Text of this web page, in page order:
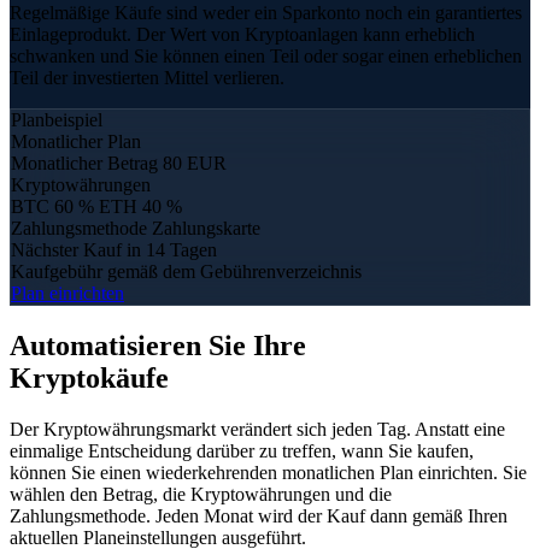
Regelmäßige Käufe sind weder ein Sparkonto noch ein garantiertes
Einlageprodukt. Der Wert von Kryptoanlagen kann erheblich
schwanken und Sie können einen Teil oder sogar einen erheblichen
Teil der investierten Mittel verlieren.
Planbeispiel
Monatlicher Plan
Monatlicher Betrag 80 EUR
Kryptowährungen
BTC 60 % ETH 40 %
Zahlungsmethode Zahlungskarte
Nächster Kauf in 14 Tagen
Kaufgebühr gemäß dem Gebührenverzeichnis
Plan einrichten
Automatisieren Sie Ihre
Kryptokäufe
Der Kryptowährungsmarkt verändert sich jeden Tag. Anstatt eine
einmalige Entscheidung darüber zu treffen, wann Sie kaufen,
können Sie einen wiederkehrenden monatlichen Plan einrichten. Sie
wählen den Betrag, die Kryptowährungen und die
Zahlungsmethode. Jeden Monat wird der Kauf dann gemäß Ihren
aktuellen Planeinstellungen ausgeführt.